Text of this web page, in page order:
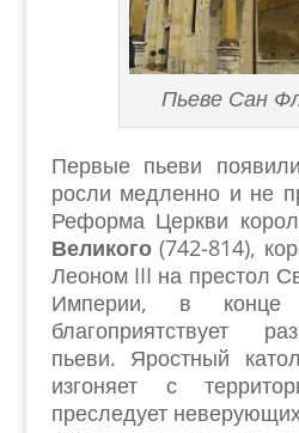
Пьеве Сан
Первые пьеви
росли медленно и не
Реформа Церкви
Великого(742-814),
Леоном III на престол
Империи, в конце
благоприятствует
пьеви. Яростный
изгоняет с
преследует